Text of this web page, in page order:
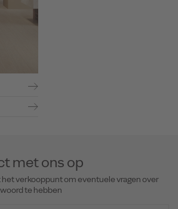
met ons op
verkooppunt om eventuele vragen over
te hebben